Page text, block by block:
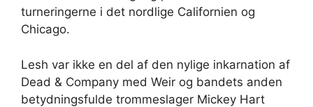
turneringerne i det nordlige Californien og
Chicago.
Lesh var ikke en del af den nylige inkarnation af
Dead & Company med Weir og bandets anden
betydningsfulde trommeslager Mickey Hart